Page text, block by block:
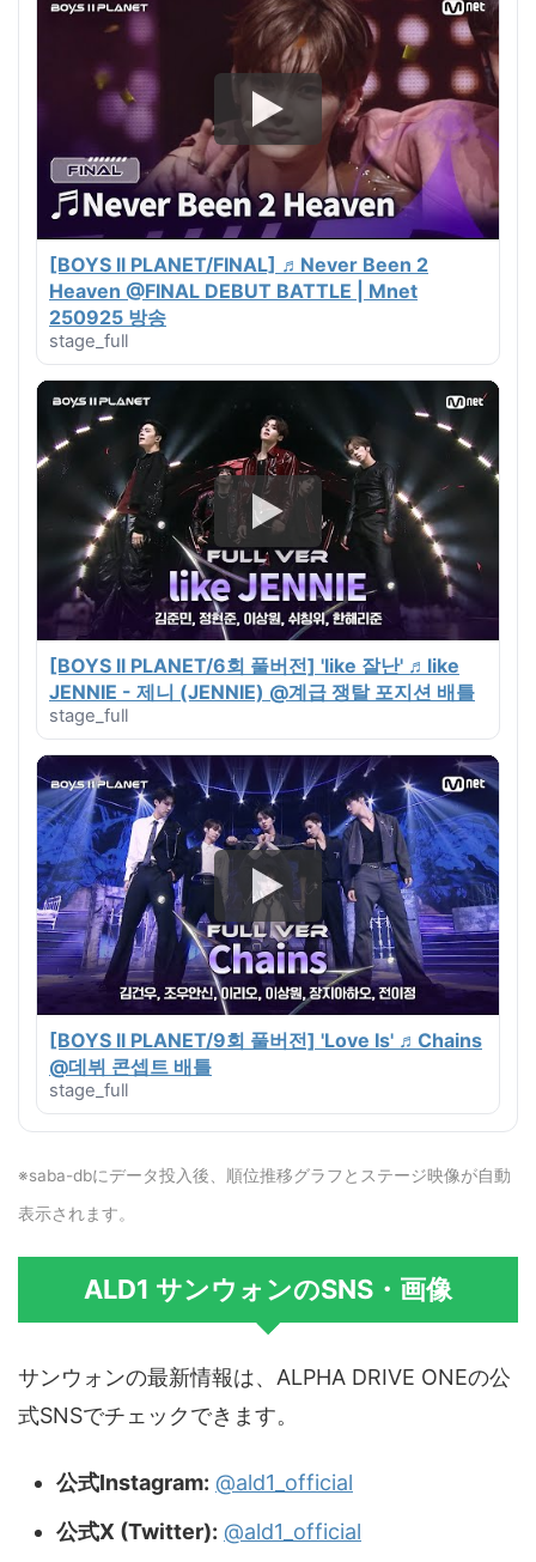
[BOYS ll PLANET/FINAL] ♬Never Been 2
Heaven @FINAL DEBUT BATTLE | Mnet
250925 방송
stage_full
[BOYS ll PLANET/6회 풀버전] 'like 잘난' ♬like
JENNIE - 제니 (JENNIE) @계급 쟁탈 포지션 배틀
stage_full
[BOYS ll PLANET/9회 풀버전] 'Love Is' ♬Chains
@데뷔 콘셉트 배틀
stage_full
※saba-dbにデータ投入後、順位推移グラフとステージ映像が自動
表示されます。
ALD1 サンウォンのSNS・画像
サンウォンの最新情報は、ALPHA DRIVE ONEの公
式SNSでチェックできます。
公式Instagram: @ald1_official
公式X (Twitter): @ald1_official